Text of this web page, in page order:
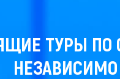
ТУРЫ ПО